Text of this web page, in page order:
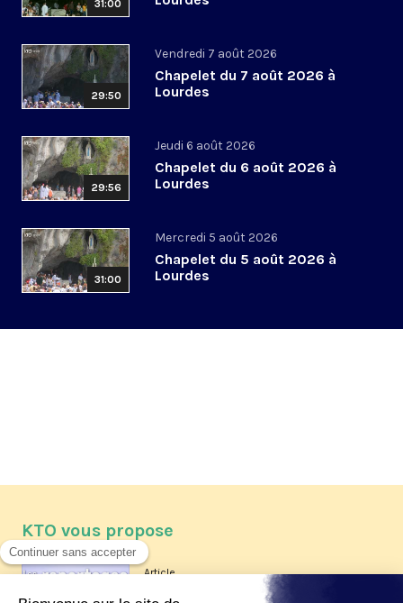
31:00
29:50
Vendredi 7 août 2026
Chapelet du 7 août 2026 à
Lourdes
29:56
Jeudi 6 août 2026
Chapelet du 6 août 2026 à
Lourdes
31:00
Mercredi 5 août 2026
Chapelet du 5 août 2026 à
Lourdes
KTO vous propose
Article
Les reportages d'été 2026 de KTO